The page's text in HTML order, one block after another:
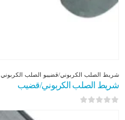
شريط الصلب الكربوني/قضيبو الصلب الكربوني
شريط الصلب الكربوني/قضيب